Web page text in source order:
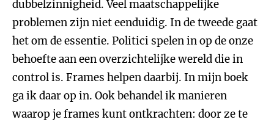
dubbelzinnigheid. Veel maatschappelijke
problemen zijn niet eenduidig. In de tweede gaat
het om de essentie. Politici spelen in op de onze
behoefte aan een overzichtelijke wereld die in
control is. Frames helpen daarbij. In mijn boek
ga ik daar op in. Ook behandel ik manieren
waarop je frames kunt ontkrachten: door ze te